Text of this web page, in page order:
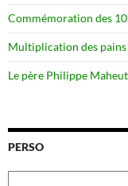
Commémoration des 10
Multiplication des pains
Le père Philippe
PERSO